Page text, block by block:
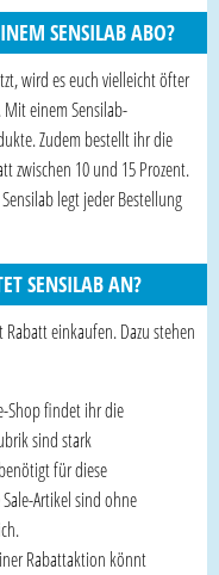
SENSILAB ABO?
wird es euch vielleicht öfter
Mit einem Sensilab-
Zudem bestellt ihr die
zwischen 10 und 15 Prozent.
legt jeder Bestellung
SENSILAB AN?
einkaufen. Dazu stehen
Shop findet ihr die
sind stark
für diese
Artikel sind ohne
Rabattaktion könnt